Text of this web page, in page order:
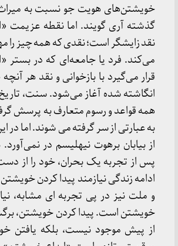
خویشتن‌های هویت جو نسبت به
گذشته آری گویند. اما نقطه عزیمت
نقد زایشگر است؛ نقدی که همه چیز را
می‌کند. فرد یا جامعه‌ای که در بستر
قرار می‌گیرد با بازخوانی و نقد هر
انگاشته شده آغاز می‌شود. سنت،
همه قواعد و رسوم متعارف به پرسش
به عبارتی از سر گرفته می شوند. اما
از بیابان برهوت نیهلیسم در
پس از تجربه یک بحران، خود را از
ادامه زندگی نیازمند پیدا کردن
و ملت نیز در پی تجربه ای مشابه،
خویشتن است. پیدا کردن خویشتن،
از پیش موجود نیست، بلکه یافتن